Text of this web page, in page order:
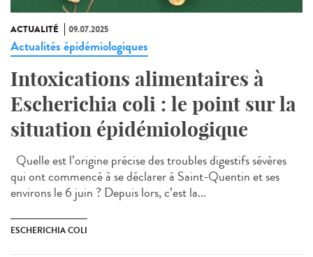
ACTUALITÉ 09.07.2025
Actualités épidémiologiques
Intoxications alimentaires à
Escherichia coli : le point sur la
situation épidémiologique
Quelle est l’origine précise des troubles digestifs sévères
qui ont commencé à se déclarer à Saint-Quentin et ses
environs le 6 juin ? Depuis lors, c’est la...
ESCHERICHIA COLI